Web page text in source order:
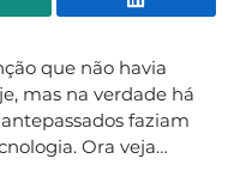
que não havia
mas na verdade há
faziam
Ora veja…